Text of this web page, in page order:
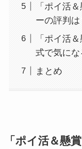
「ポイ活
ーの評判は
「ポイ活
式で気にな
まとめ
「ポイ活＆懸